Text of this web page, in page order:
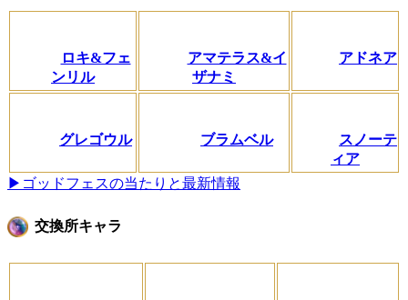
ロキ&フェ
ンリル
アマテラス&イ
ザナミ
アドネア
グレゴウル ブラムベル
スノーテ
ィア
▶ゴッドフェスの当たりと最新情報
交換所キャラ